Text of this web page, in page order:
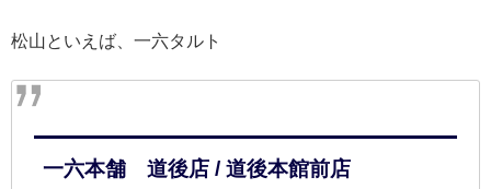
松山といえば、一六タルト
一六本舗 道後店 / 道後本館前店